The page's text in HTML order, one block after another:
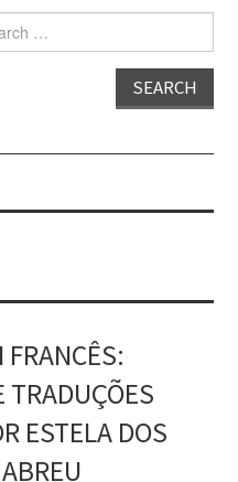
FRANCÊS:
TRADUÇÕES
ESTELA DOS